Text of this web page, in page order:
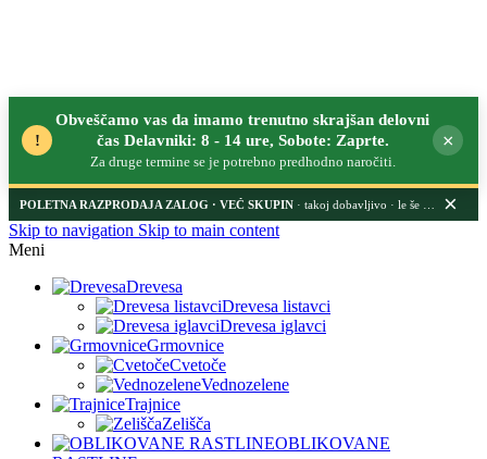
!
Obveščamo vas da imamo trenutno skrajšan delovni
čas Delavniki: 8 - 14 ure, Sobote: Zaprte.
Za druge termine se je potrebno predhodno naročiti.
×
POLETNA RAZPRODAJA ZALOG · takoj dobavljivo · le še nekaj dni ×
Skip to navigation Skip to main content
Meni
Drevesa
Drevesa listavci
Drevesa iglavci
Grmovnice
Cvetoče
Vednozelene
Trajnice
Zelišča
OBLIKOVANE